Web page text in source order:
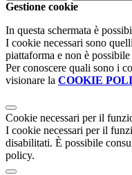
Gestione cookie
In questa schermata è
I cookie necessari sono
piattaforma e non è
Per conoscere quali sono i
visionare la COOKIE
Cookie necessari per il
I cookie necessari per il
disabilitati. È possibile
policy.